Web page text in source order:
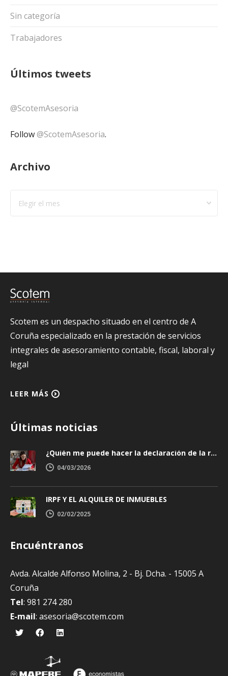
Sin categoría
Trabajadores
Últimos tweets
@ScotemAsesoria
Follow @ScotemAsesoria.
Archivo
Scotem es un despacho situado en el centro de A
Coruña especializado en la prestación de servicios
integrales de asesoramiento contable, fiscal, laboral y
legal
LEER MÁS
Últimas noticias
¿Quién me puede hacer la declaración de la renta y cómo elegir bien?
04/03/2026
IRPF Y EL ALQUILER DE INMUEBLES
02/02/2025
Encuéntranos
Avda. Alcalde Alfonso Molina, 2 - Bj. Dcha. - 15005 A
Coruña
Tel: 981 274 280
E-mail: asesoria@scotem.com